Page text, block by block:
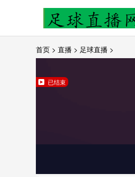
首页 > 直播 > 足球直播 >
已结束